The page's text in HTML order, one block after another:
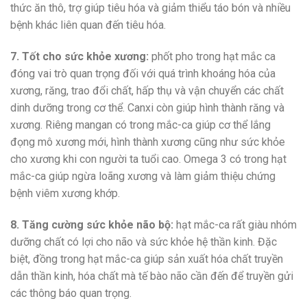
thức ăn thô, trợ giúp tiêu hóa và giảm thiểu táo bón và nhiều
bệnh khác liên quan đến tiêu hóa.
7. Tốt cho sức khỏe xương: phốt pho trong hạt mắc ca
đóng vai trò quan trọng đối với quá trình khoáng hóa của
xương, răng, trao đổi chất, hấp thụ và vận chuyển các chất
dinh dưỡng trong cơ thể. Canxi còn giúp hình thành răng và
xương. Riêng mangan có trong mắc-ca giúp cơ thể lắng
đọng mô xương mới, hình thành xương cũng như sức khỏe
cho xương khi con người ta tuổi cao. Omega 3 có trong hạt
mắc-ca giúp ngừa loãng xương và làm giảm thiệu chứng
bệnh viêm xương khớp.
8. Tăng cường sức khỏe não bộ: hạt mắc-ca rất giàu nhóm
dưỡng chất có lợi cho não và sức khỏe hệ thần kinh. Đặc
biệt, đồng trong hạt mắc-ca giúp sản xuất hóa chất truyền
dẫn thần kinh, hóa chất mà tế bào não cần đến để truyền gửi
các thông báo quan trọng.